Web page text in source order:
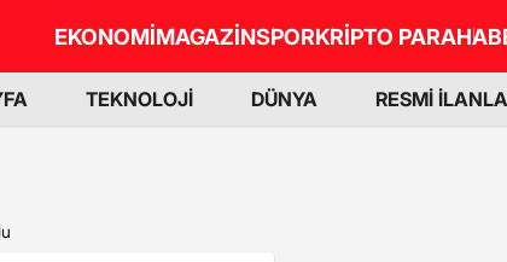
EKONOMİMAGAZİNSPORKRİPTO PARA
TEKNOLOJİ DÜNYA RESMİ